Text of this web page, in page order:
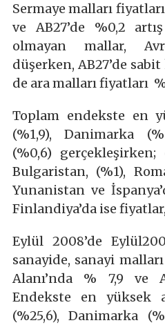
Sermaye malları
ve AB27’de %0,2
olmayan mallar,
düşerken, AB27’de
de ara malları fiyatları
Toplam endekste en
(%1,9), Danimarka
(%0,6)
Bulgaristan, (%1),
Yunanistan ve
Finlandiya’da ise
Eylül 2008’de
sanayide, sanayi
Alanı’nda % 7,9 ve
Endekste en yüksek
(%25,6), Danimarka